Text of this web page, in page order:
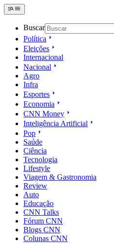
Buscar
Política
Eleições
Internacional
Nacional
Agro
Infra
Esportes
Economia
CNN Money
Inteligência Artificial
Pop
Saúde
Ciência
Tecnologia
Lifestyle
Viagem & Gastronomia
Review
Auto
Educação
CNN Talks
Fórum CNN
Blogs CNN
Colunas CNN